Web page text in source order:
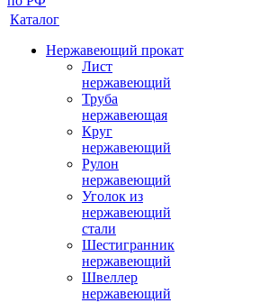
Каталог
Нержавеющий прокат
Лист
нержавеющий
Труба
нержавеющая
Круг
нержавеющий
Рулон
нержавеющий
Уголок из
нержавеющий
стали
Шестигранник
нержавеющий
Швеллер
нержавеющий